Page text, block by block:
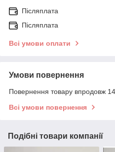
Післяплата
Післяплата
Всі умови оплати
Умови повернення
Повернення товару впродовж
Всі умови повернення
Подібні товари компанії